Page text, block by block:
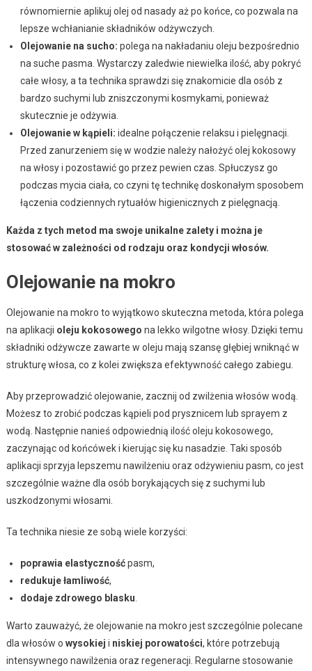
równomiernie aplikuj olej od nasady aż po końce, co pozwala na
lepsze wchłanianie składników odżywczych.
Olejowanie na sucho: polega na nakładaniu oleju bezpośrednio
na suche pasma. Wystarczy zaledwie niewielka ilość, aby pokryć
całe włosy, a ta technika sprawdzi się znakomicie dla osób z
bardzo suchymi lub zniszczonymi kosmykami, ponieważ
skutecznie je odżywia.
Olejowanie w kąpieli: idealne połączenie relaksu i pielęgnacji.
Przed zanurzeniem się w wodzie należy nałożyć olej kokosowy
na włosy i pozostawić go przez pewien czas. Spłuczysz go
podczas mycia ciała, co czyni tę technikę doskonałym sposobem
łączenia codziennych rytuałów higienicznych z pielęgnacją.
Każda z tych metod ma swoje unikalne zalety i można je
stosować w zależności od rodzaju oraz kondycji włosów.
Olejowanie na mokro
Olejowanie na mokro to wyjątkowo skuteczna metoda, która polega
na aplikacji oleju kokosowego na lekko wilgotne włosy. Dzięki temu
składniki odżywcze zawarte w oleju mają szansę głębiej wniknąć w
strukturę włosa, co z kolei zwiększa efektywność całego zabiegu.
Aby przeprowadzić olejowanie, zacznij od zwilżenia włosów wodą.
Możesz to zrobić podczas kąpieli pod prysznicem lub sprayem z
wodą. Następnie nanieś odpowiednią ilość oleju kokosowego,
zaczynając od końcówek i kierując się ku nasadzie. Taki sposób
aplikacji sprzyja lepszemu nawilżeniu oraz odżywieniu pasm, co jest
szczególnie ważne dla osób borykających się z suchymi lub
uszkodzonymi włosami.
Ta technika niesie ze sobą wiele korzyści:
poprawia elastycznośćpasm,
redukuje łamliwość,
dodaje zdrowego blasku
Warto zauważyć, że olejowanie na mokro jest szczególnie polecane
dla włosów o wysokiej i niskiej porowatości, które potrzebują
intensywnego nawilżenia oraz regeneracji. Regularne stosowanie